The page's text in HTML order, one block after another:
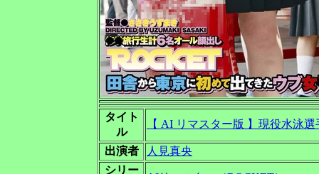
タイト
ル
【 AI リマスター版 】現役水泳
出演者
人見真央
シリー